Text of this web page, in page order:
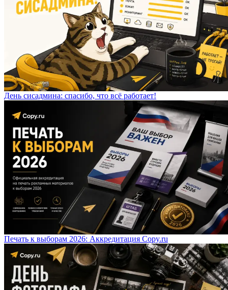
День сисадмина: спасибо, что всё работает!
Печать к выборам 2026: Аккредитация Copy.ru